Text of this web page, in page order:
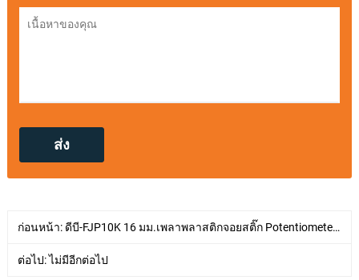
ก่อนหน้า: ดีบี-FJP10K 16 มม.เพลาพลาสติกจอยสติ๊ก Potentiometer พร้อมสวิตช์
ต่อไป: ไม่มีอีกต่อไป